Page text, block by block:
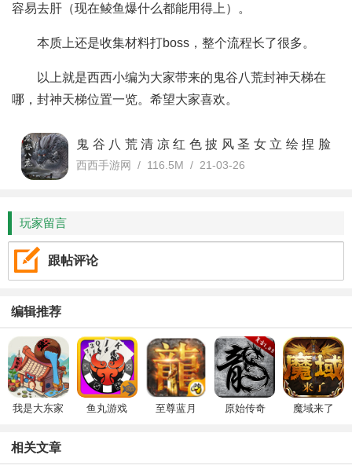
容易去肝（现在鲮鱼爆什么都能用得上）。
本质上还是收集材料打boss，整个流程长了很多。
以上就是西西小编为大家带来的鬼谷八荒封神天梯在
哪，封神天梯位置一览。希望大家喜欢。
鬼谷八荒清凉红色披风圣女立绘捏脸
MOD v1.0 绿色版
西西手游网 / 116.5M / 21-03-26
玩家留言
跟帖评论
编辑推荐
我是大东家 鱼丸游戏 至尊蓝月 原始传奇 魔域来了
相关文章